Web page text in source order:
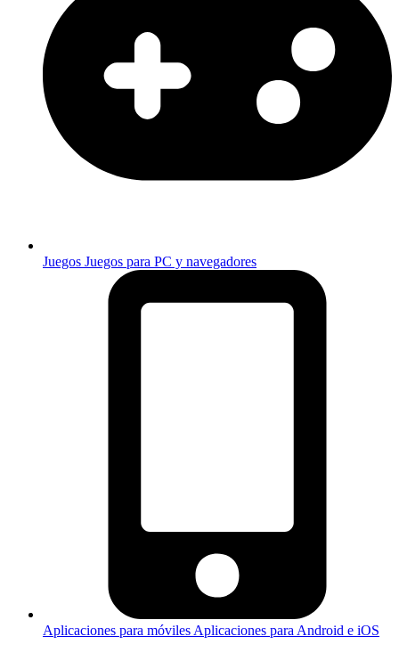
Juegos Juegos para PC y navegadores
Aplicaciones para móviles Aplicaciones para Android e iOS